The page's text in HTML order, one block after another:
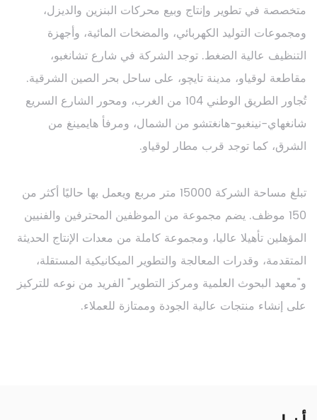
متخصصة في تطوير وإنتاج وبيع محركات البنزين والديزل،
ومجموعات التوليد الكهربائي، والمضخات المائية، وأجهزة
التنظيف عالية الضغط. توجد الشركة في شارع تشانغبو،
مقاطعة لوقياو، مدينة تايچو، على ساحل بحر الصين الشرقية.
تُجاور الطريق الوطني 104 من الغرب، ومحور الشارع السريع
شانغهاي-نينغبو-هانغتشو من الشمال، ومرفأ هايمينغ من
الشرق، كما توجد قرب مطار لوقياو.
تبلغ مساحة الشركة 15000 متر مربع ويعمل بها حاليًا أكثر من
150 موظف. يضم مجموعة من الموظفين المحترفين والفنيين
المؤهلين تأهيلا عاليا، ومجموعة كاملة من معدات الإنتاج الحديثة
المتقدمة، وقدرات المعالجة والتطوير الميكانيكية المستقلة،
و"معهد البحوث العلمية ومركز التطوير" الفريد من نوعه للتركيز
على إنشاء منتجات عالية الجودة وممتازة للعملاء.